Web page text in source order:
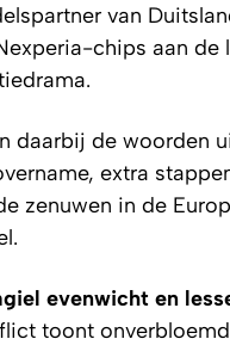
van
chips aan
daarbij de woorden
extra
zenuwen in de
evenwicht en
toont